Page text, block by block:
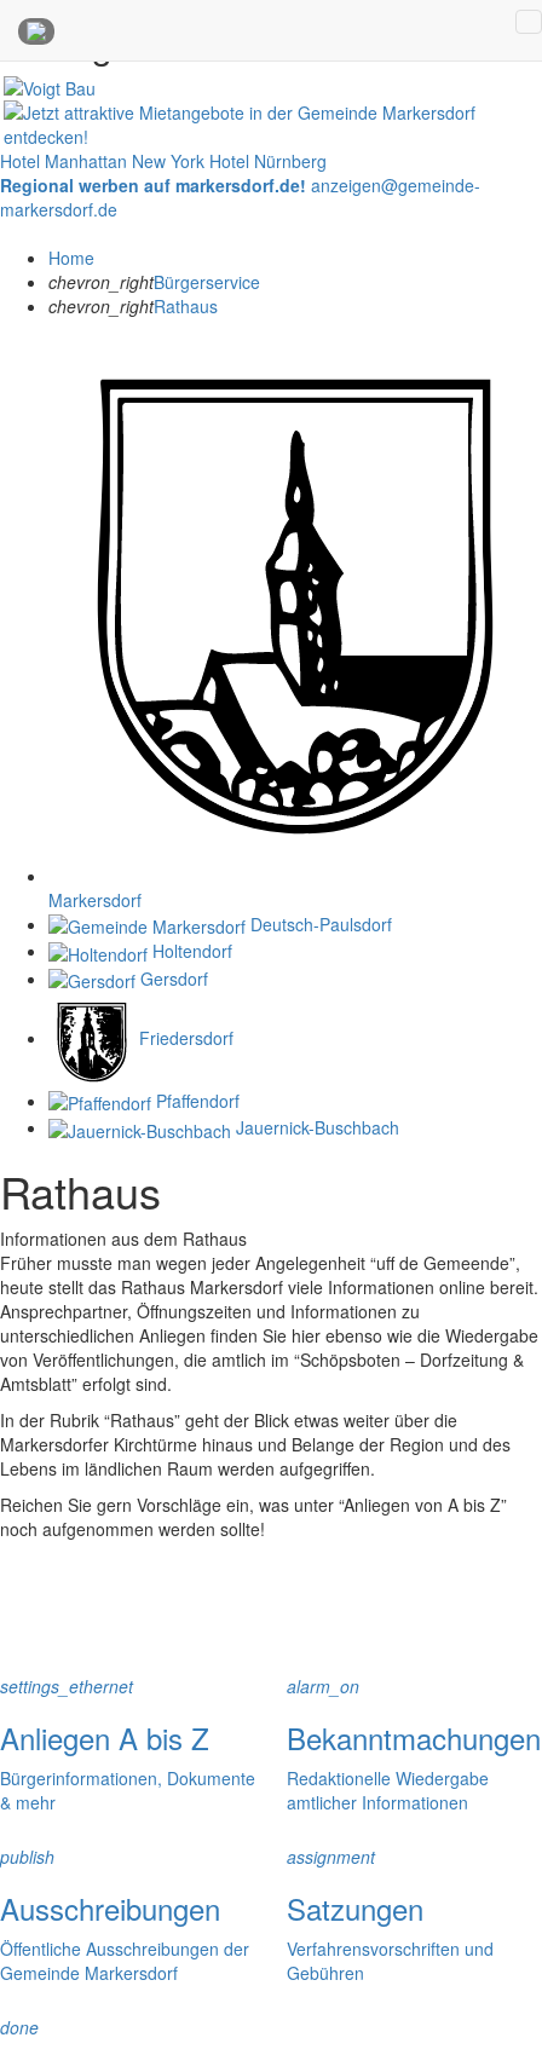
Anzeigen
Hotel Manhattan New York Hotel Nürnberg
Regional werben auf markersdorf.de! anzeigen@gemeinde-
markersdorf.de
Home
chevron_rightBürgerservice
chevron_rightRathaus
Markersdorf
Deutsch-Paulsdorf
Holtendorf
Gersdorf
Friedersdorf
Pfaffendorf
Jauernick-Buschbach
Rathaus
Informationen aus dem Rathaus
Früher musste man wegen jeder Angelegenheit “uff de Gemeende”,
heute stellt das Rathaus Markersdorf viele Informationen online bereit.
Ansprechpartner, Öffnungszeiten und Informationen zu
unterschiedlichen Anliegen finden Sie hier ebenso wie die Wiedergabe
von Veröffentlichungen, die amtlich im “Schöpsboten – Dorfzeitung &
Amtsblatt” erfolgt sind.
In der Rubrik “Rathaus” geht der Blick etwas weiter über die
Markersdorfer Kirchtürme hinaus und Belange der Region und des
Lebens im ländlichen Raum werden aufgegriffen.
Reichen Sie gern Vorschläge ein, was unter “Anliegen von A bis Z”
noch aufgenommen werden sollte!
settings_ethernet
Anliegen A bis Z
Bürgerinformationen, Dokumente
& mehr
alarm_on
Bekanntmachungen
Redaktionelle Wiedergabe
amtlicher Informationen
publish
Ausschreibungen
Öffentliche Ausschreibungen der
Gemeinde Markersdorf
assignment
Satzungen
Verfahrensvorschriften und
Gebühren
done